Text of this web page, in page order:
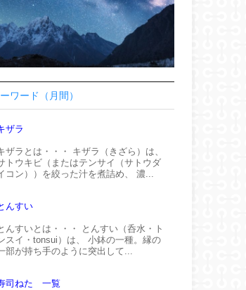
ワード（月間）
ザラ
ザラとは・・・ キザラ（きざら）は、
トウキビ（またはテンサイ（サトウダ
コン））を絞った汁を煮詰め、 濃...
んすい
んすいとは・・・ とんすい（呑水・ト
スイ・tonsui）は、 小鉢の一種。縁の
部が持ち手のように突出して...
司ねた 一覧